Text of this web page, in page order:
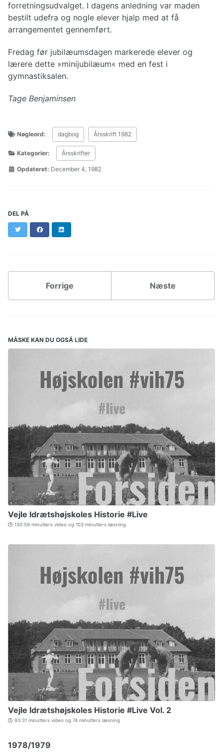
forretningsudvalget. I dagens anledning var maden
bestilt udefra og nogle elever hjalp med at få
arrangementet gennemført.
Fredag før jubilæumsdagen markerede elever og
lærere dette »minijubilæum« med en fest i
gymnastiksalen.
Tage Benjaminsen
Nøgleord: dagbog Årsskrift 1982
Kategorier: Årsskrifter
Opdateret: December 4, 1982
DEL PÅ
Twitter Facebook
Forrige Næste
MÅSKE KAN DU OGSÅ LIDE
Vejle Idrætshøjskoles Historie #Live
130:59 minutters video og 103 minutters læsning
Vejle Idrætshøjskoles Historie #Live Vol. 2
93:31 minutters video og 74 minutters læsning
1978/1979